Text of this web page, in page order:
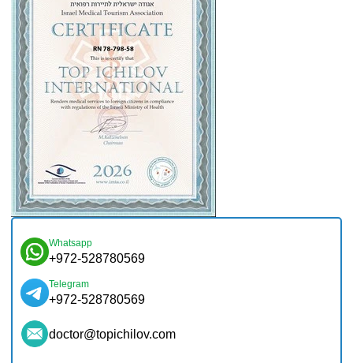
Whatsapp
+972-528780569
Telegram
+972-528780569
doctor@topichilov.com